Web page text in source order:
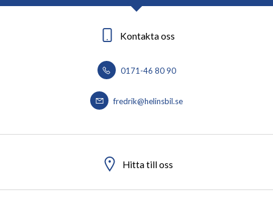
Kontakta oss
0171-46 80 90
fredrik@helinsbil.se
Hitta till oss